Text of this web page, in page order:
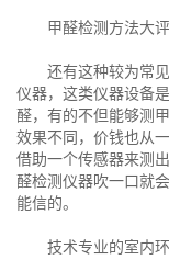
甲醛检测方法大评
还有这种较为常见
仪器，这类仪器设备
醛，有的不但能够测
效果不同，价钱也从
借助一个传感器来测
醛检测仪器吹一口就
能信的。
技术专业的室内环